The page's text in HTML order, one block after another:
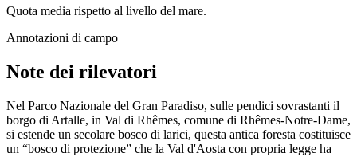
Quota media rispetto al livello del mare.
Annotazioni di campo
Note dei rilevatori
Nel Parco Nazionale del Gran Paradiso, sulle pendici sovrastanti il
borgo di Artalle, in Val di Rhêmes, comune di Rhêmes-Notre-Dame,
si estende un secolare bosco di larici, questa antica foresta costituisce
un “bosco di protezione” che la Val d'Aosta con propria legge ha